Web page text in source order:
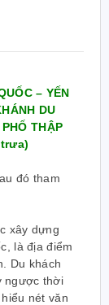
– YẾN
DU
THẬP
đó tham
xây dựng
là địa điểm
Du khách
ngược thời
nét văn